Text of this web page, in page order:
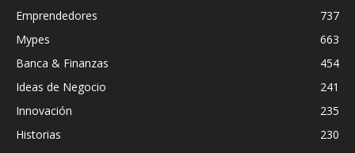
Emprendedores
737
Mypes
663
Banca & Finanzas
454
Ideas de Negocio
241
Innovación
235
Historias
230